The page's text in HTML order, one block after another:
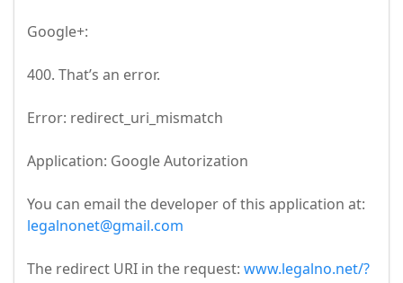
Google+:
400. That’s an error.
Error: redirect_uri_mismatch
Application: Google Autorization
You can email the developer of this application at:
legalnonet@gmail.com
The redirect URI in the request: www.legalno.net/?